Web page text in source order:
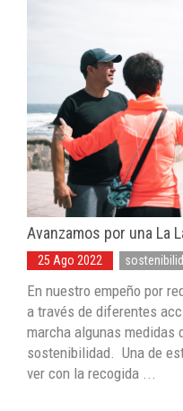
Avanzamos por una La
25 Ago 2022
En nuestro empeño por
a través de diferentes
marcha algunas medidas
sostenibilidad. Una de
ver con la recogida ...